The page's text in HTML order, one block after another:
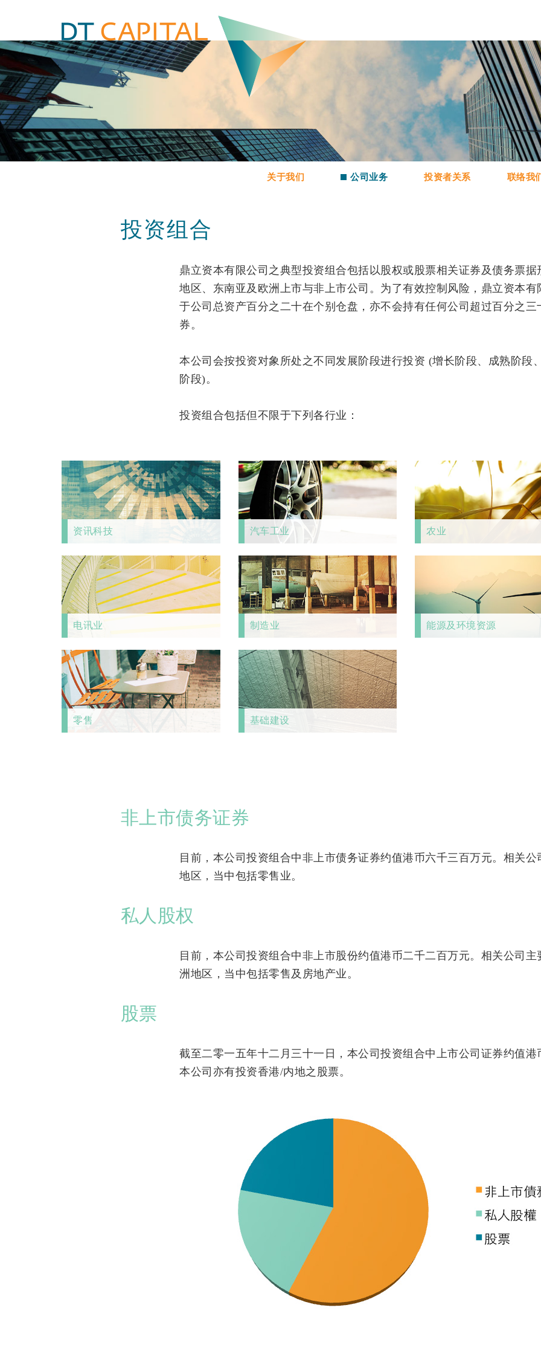
关于我们 公司业务 投资者关系 联络我
投资组合
鼎立资本有限公司之典型投资组合包括以股权或股票相关证券及债务票据
地区、东南亚及欧洲上市与非上市公司。为了有效控制风险，鼎立资本有
于公司总资产百分之二十在个别仓盘，亦不会持有任何公司超过百分之三
券。
本公司会按投资对象所处之不同发展阶段进行投资 (增长阶段、成熟阶段
阶段)。
投资组合包括但不限于下列各行业：
资讯科技 汽车工业 农业
电讯业 制造业 能源及环境资源
零售 基础建设
非上市债务证券
目前，本公司投资组合中非上市债务证券约值港币六千三百万元。相关
地区，当中包括零售业。
私人股权
目前，本公司投资组合中非上市股份约值港币二千二百万元。相关公司
洲地区，当中包括零售及房地产业。
股票
截至二零一五年十二月三十一日，本公司投资组合中上市公司证券约值港
本公司亦有投资香港/内地之股票。